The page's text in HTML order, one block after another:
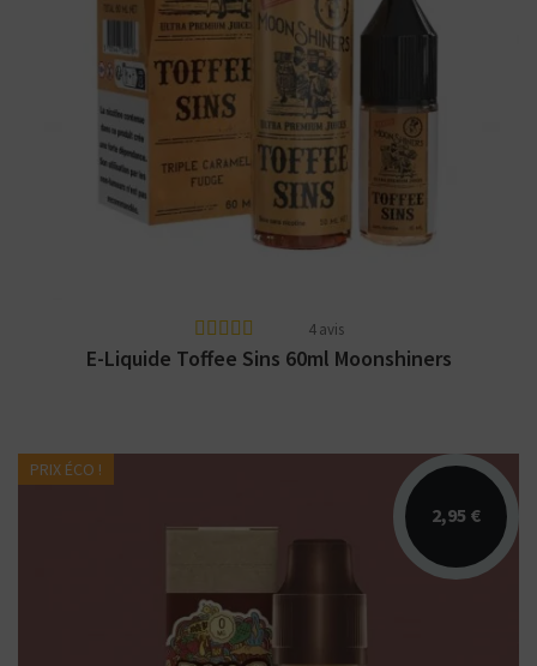
Arômes : caramel ambré, sucre roux. E-
liquide Moonshiners en 40 pour 60ml ainsi
qu'en 50 pour...
4 avis
E-Liquide Toffee Sins 60ml Moonshiners
PRIX ÉCO !
2,95 €